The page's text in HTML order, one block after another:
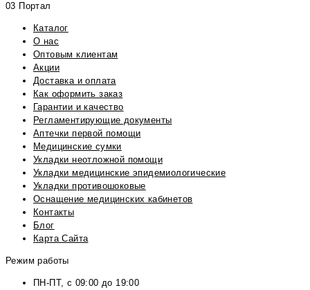
03 Портал
Каталог
О нас
Оптовым клиентам
Акции
Доставка и оплата
Как оформить заказ
Гарантии и качество
Регламентирующие документы
Аптечки первой помощи
Медицинские сумки
Укладки неотложной помощи
Укладки медицинские эпидемиологические
Укладки противошоковые
Оснащение медицинских кабинетов
Контакты
Блог
Карта Сайта
Режим работы
ПН-ПТ, с 09:00 до 19:00